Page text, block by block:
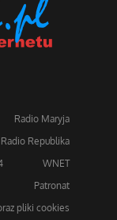
Radio Maryja
Radio Republika
WNET
Patronat
pliki cookies